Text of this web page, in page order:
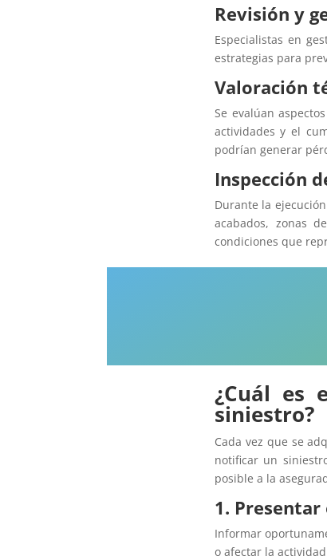
Revisión y
Especialistas en
estrategias para
Valoración
Se evalúan
actividades y el
podrían generar
Inspección
Durante la
acabados, zonas
condiciones que
¿Cuál es
siniestro?
Cada vez que se
notificar un
posible a la
1.
Informar
o afectar la